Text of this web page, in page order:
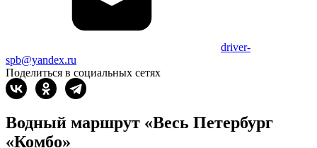
driver-
spb@yandex.ru
Поделиться в социальных сетях
Водный маршрут «Весь Петербург
«Комбо»